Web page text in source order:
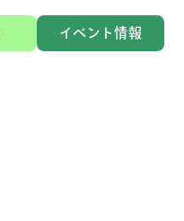
イベント情報